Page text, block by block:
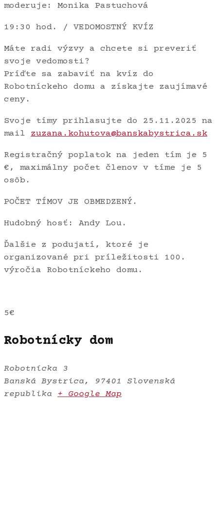
moderuje: Monika Pastuchová
19:30 hod. / VEDOMOSTNÝ KVÍZ
Máte radi výzvy a chcete si preveriť
svoje vedomosti?
Príďte sa zabaviť na kvíz do
Robotníckeho domu a získajte zaujímavé
ceny.
Svoje tímy prihlasujte do 25.11.2025 na
mail zuzana.kohutova@banskabystrica.sk
Registračný poplatok na jeden tím je 5
€, maximálny počet členov v tíme je 5
osôb.
POČET TÍMOV JE OBMEDZENÝ.
Hudobný hosť: Andy Lou.
Ďalšie z podujatí, ktoré je
organizované pri príležitosti 100.
výročia Robotníckeho domu.
5€
Robotnícky dom
Robotnícka 3
Banská Bystrica, 97401
Slovenská
republika
+ Google Map